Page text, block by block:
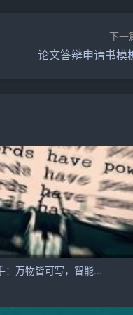
上出现大量质量参差
。他们在面对文学创作
下一
论文答辩申请书模
：万物皆可写，智能...